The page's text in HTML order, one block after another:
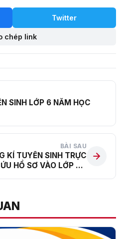
Twitter
chép link
SINH LỚP 6 NĂM HỌC
BÀI SAU
KÍ TUYỂN SINH TRỰC
HỒ SƠ VÀO LỚP 6 –